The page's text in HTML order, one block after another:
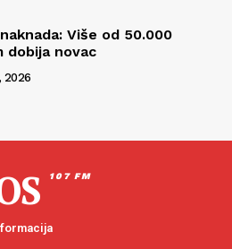
Više od 50.000
dobija novac
2026
107 FM